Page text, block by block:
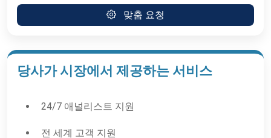
맞춤 요청
당사가 시장에서 제공하는 서비스
24/7 애널리스트 지원
전 세계 고객 지원